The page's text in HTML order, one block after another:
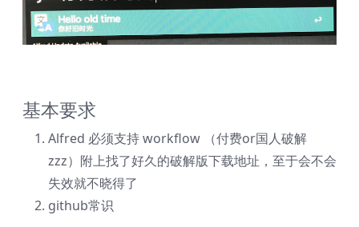
基本要求
Alfred 必须支持 workflow （付费or国人破解
zzz）附上找了好久的破解版下载地址，至于会不会
失效就不晓得了
github常识